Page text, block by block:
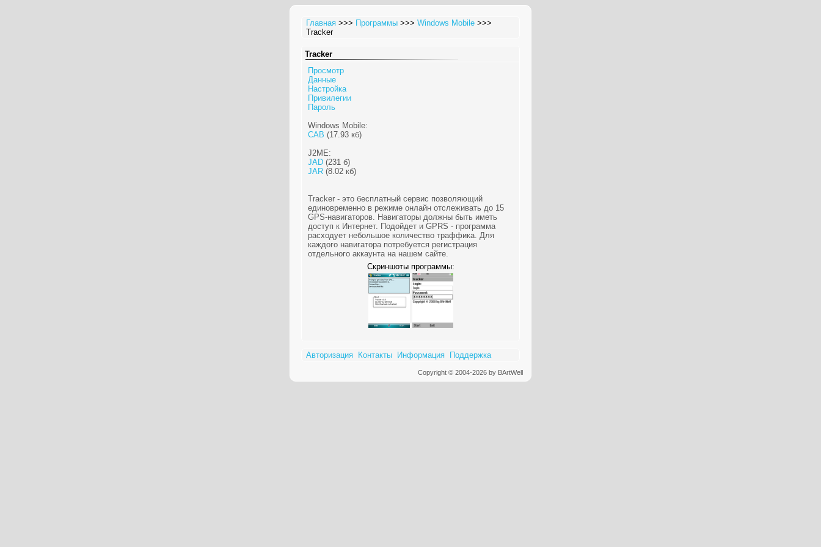
Главная >>> Программы >>> Windows Mobile >>>
Tracker
Tracker
Просмотр
Данные
Настройка
Привилегии
Пароль
Windows Mobile:
CAB (17.93 кб)
J2ME:
JAD (231 б)
JAR (8.02 кб)
Tracker - это бесплатный сервис позволяющий
единовременно в режиме онлайн отслеживать до 15
GPS-навигаторов. Навигаторы должны быть иметь
доступ к Интернет. Подойдет и GPRS - программа
расходует небольшое количество траффика. Для
каждого навигатора потребуется регистрация
отдельного аккаунта на нашем сайте.
Скриншоты программы:
Авторизация Контакты Информация Поддержка
Copyright © 2004-2026 by BArtWell